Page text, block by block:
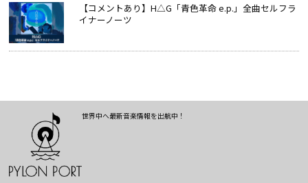
【コメントあり】H△G「青色革命 e.p.」全曲セルフラ
イナーノーツ
世界中へ最新音楽情報を出航中！